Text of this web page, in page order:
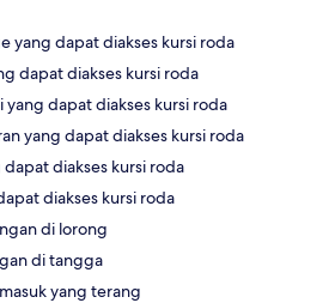
yang dapat diakses kursi roda
dapat diakses kursi roda
yang dapat diakses kursi roda
yang dapat diakses kursi roda
dapat diakses kursi roda
diakses kursi roda
di lorong
di tangga
yang terang